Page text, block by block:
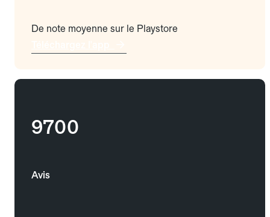
De note moyenne sur le Playstore
9700
Avis